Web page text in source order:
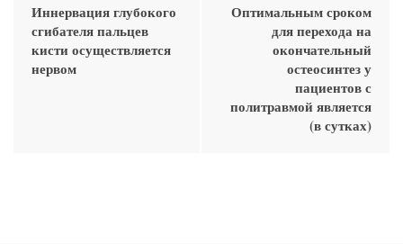
Иннервация глубокого
сгибателя пальцев
кисти осуществляется
нервом
Оптимальным сроком
для перехода на
окончательный
остеосинтез у
пациентов с
политравмой является
(в сутках)